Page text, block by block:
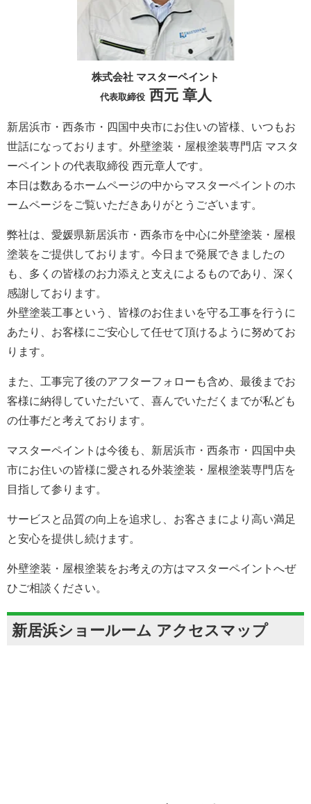
株式会社 マスターペイント
代表取締役西元 章人
新居浜市・西条市・四国中央市にお住いの皆様、いつもお
世話になっております。外壁塗装・屋根塗装専門店 マスタ
ーペイントの代表取締役 西元章人です。
本日は数あるホームページの中からマスターペイントのホ
ームページをご覧いただきありがとうございます。
弊社は、愛媛県新居浜市・西条市を中心に外壁塗装・屋根
塗装をご提供しております。今日まで発展できましたの
も、多くの皆様のお力添えと支えによるものであり、深く
感謝しております。
外壁塗装工事という、皆様のお住まいを守る工事を行うに
あたり、お客様にご安心して任せて頂けるように努めてお
ります。
また、工事完了後のアフターフォローも含め、最後までお
客様に納得していただいて、喜んでいただくまでが私ども
の仕事だと考えております。
マスターペイントは今後も、新居浜市・西条市・四国中央
市にお住いの皆様に愛される外装塗装・屋根塗装専門店を
目指して参ります。
サービスと品質の向上を追求し、お客さまにより高い満足
と安心を提供し続けます。
外壁塗装・屋根塗装をお考えの方はマスターペイントへぜ
ひご相談ください。
新居浜ショールーム アクセスマップ